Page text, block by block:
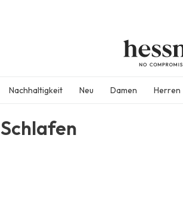
Nachhaltigkeit Neu Damen Herren
Schlafen